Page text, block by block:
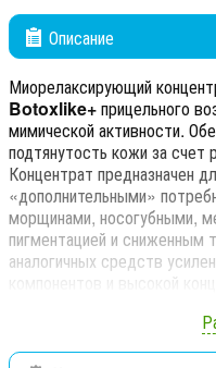
Описание
Миорелаксирующий
Botoxlike+прицельного
мимической активности.
подтянутость кожи за
Концентрат предназначен
«дополнительными»
морщинами, носогубными,
пигментацией и сниженным
аналогичных средств
компонентов и высокой
гексапептида-1,
снижению тонуса